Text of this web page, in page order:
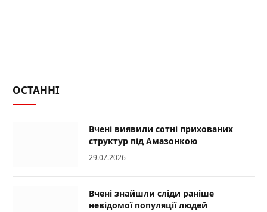
ОСТАННІ
Вчені виявили сотні прихованих
структур під Амазонкою
29.07.2026
Вчені знайшли сліди раніше
невідомої популяції людей